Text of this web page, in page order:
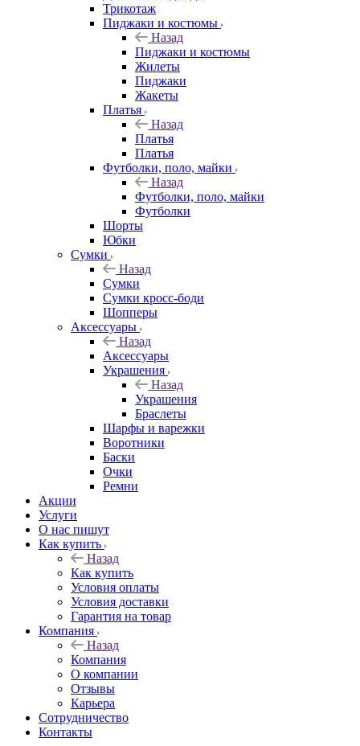
Трикотаж
Пиджаки и костюмы
Назад
Пиджаки и костюмы
Жилеты
Пиджаки
Жакеты
Платья
Назад
Платья
Платья
Футболки, поло, майки
Назад
Футболки, поло, майки
Футболки
Шорты
Юбки
Сумки
Назад
Сумки
Сумки кросс-боди
Шопперы
Аксессуары
Назад
Аксессуары
Украшения
Назад
Украшения
Браслеты
Шарфы и варежки
Воротники
Баски
Очки
Ремни
Акции
Услуги
О нас пишут
Как купить
Назад
Как купить
Условия оплаты
Условия доставки
Гарантия на товар
Компания
Назад
Компания
О компании
Отзывы
Карьера
Сотрудничество
Контакты